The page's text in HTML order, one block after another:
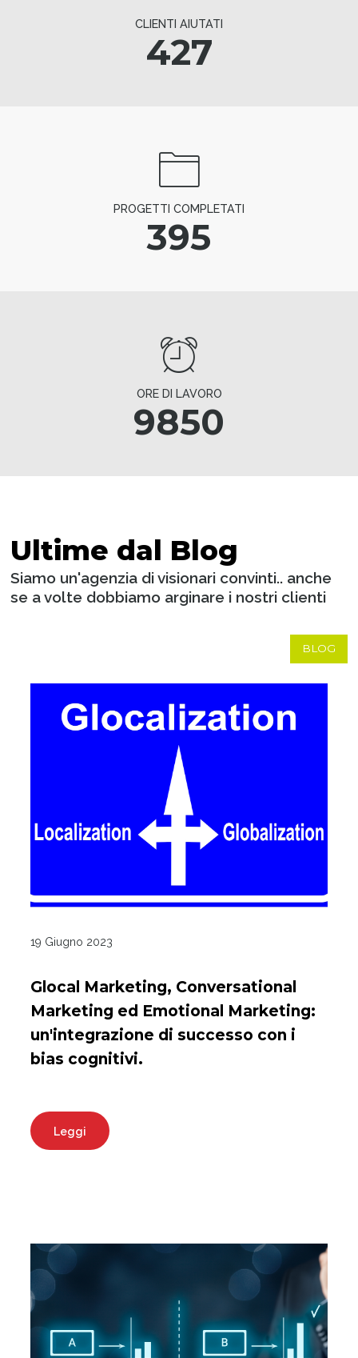
CLIENTI AIUTATI
427
PROGETTI COMPLETATI
395
ORE DI LAVORO
9850
Ultime dal Blog
Siamo un'agenzia di visionari convinti.. anche
se a volte dobbiamo arginare i nostri clienti
BLOG
19 Giugno 2023
Glocal Marketing, Conversational
Marketing ed Emotional Marketing:
un'integrazione di successo con i
bias cognitivi.
Leggi